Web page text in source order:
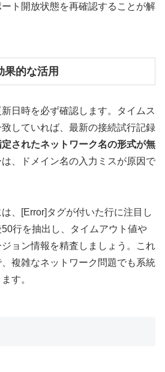
ト開放状態を再確認することが解
的な活用
日時を必ず確認します。タイムス
していれば、最新の接続試行記録
定されたネットワーク名の形式が無
、ドメイン名の入力ミスが原因で
、[Error]タグが付いた行に注目し
行を抽出し、タイムアウト値や
ョン情報を精査しましょう。これ
複雑なネットワーク問題でも系統
す。